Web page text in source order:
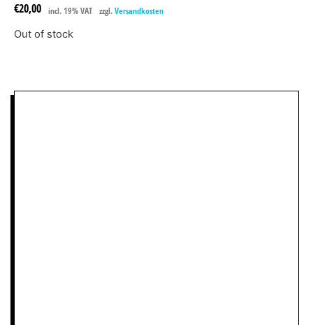
€20,00 incl. 19% VAT zzgl. Versandkosten
Out of stock